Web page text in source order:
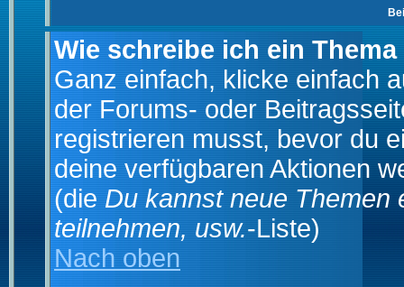
Wie schreibe ich ein
Ganz einfach, klicke einfach
der Forums- oder
registrieren musst, bevor du
deine verfügbaren Aktionen
(die Du kannst neue Themen
teilnehmen, usw.-Liste)
Nach oben